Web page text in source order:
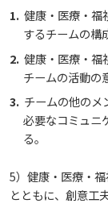
カリキュ
カリキュ
療・総合
薬・医療
ディプロ
ディプロ
ディプロ
大学院デ
学園からの
学長メッセ
UI（ユニバ
財務・事業
教職課程に
大学機関
文部科学省
告書
学生寮・学
宿泊施設
呉キャン
基盤教育セ
基盤教育
専門職連携
資格取得奨
研究倫理
連携・協定に
研究情報の
子ども向け
子ども向け
ボランティ
科目等履修
広島国際大
健幸ステー
海外研修
学生短期海
海外専門研修
外国人留学
国際交流イ
アジア介護
JP（日本語
健康・医療・福
するチームの構
健康・医療・福
チームの活動の
チームの他のメ
必要なコミュニ
る。
5）健康・医療・
とともに、創意工
カリキュラ
カリキュ
大学院ディ
大学院ディ
生）
大学歌
学園・姉妹
臨床教授制
薬学部薬学
理学療法士
の自己評価
大学院薬学
告書
高等教育の
受講生授業
講座のご案
広国ドリル
入学予定者
合格者の方
広国IPEとは
広国IPEの
情報メディ
情報端末
ICTサポート
図書館
図書館概要
利用案内
情報センター
学内ネット
ラーニング